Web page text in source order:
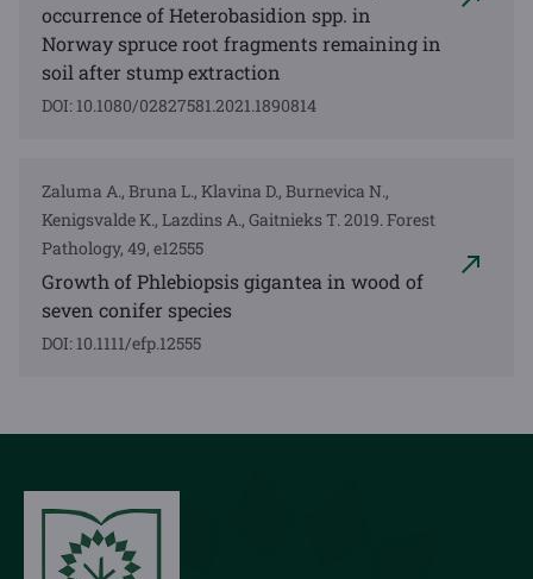
occurrence of Heterobasidion spp. in
Norway spruce root fragments remaining in
soil after stump extraction
DOI: 10.1080/02827581.2021.1890814
Zaluma A., Bruna L., Klavina D., Burnevica N.,
Kenigsvalde K., Lazdins A., Gaitnieks T. 2019. Forest
Pathology, 49, e12555
Growth of Phlebiopsis gigantea in wood of
seven conifer species
DOI: 10.1111/efp.12555